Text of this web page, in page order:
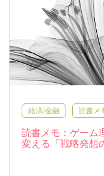
経済/金融 読書メ
読書メモ：ゲーム
変える「戦略発想